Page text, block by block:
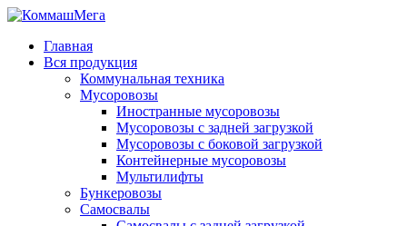
Главная
Вся продукция
Коммунальная техника
Мусоровозы
Иностранные мусоровозы
Мусоровозы с задней загрузкой
Мусоровозы с боковой загрузкой
Контейнерные мусоровозы
Мультилифты
Бункеровозы
Самосвалы